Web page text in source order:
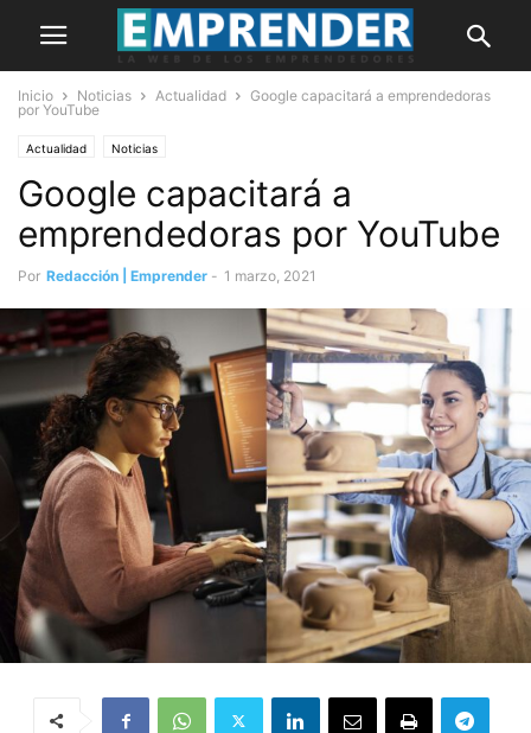
Inicio Noticias Actualidad
Google capacitará a emprendedoras
por YouTube
Actualidad Noticias
Google capacitará a
emprendedoras por YouTube
Por Redacción | Emprender - 1 marzo, 2021